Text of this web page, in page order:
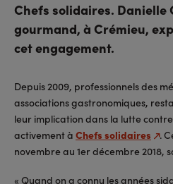
Chefs solidaires. Danielle
gourmand, à Crémieu,
cet engagement.
Depuis 2009, professionnels des
associations gastronomiques,
leur implication dans la lutte
activement à Chefs solidaires
.
novembre au 1er décembre 2018,
« Quand on a connu les années